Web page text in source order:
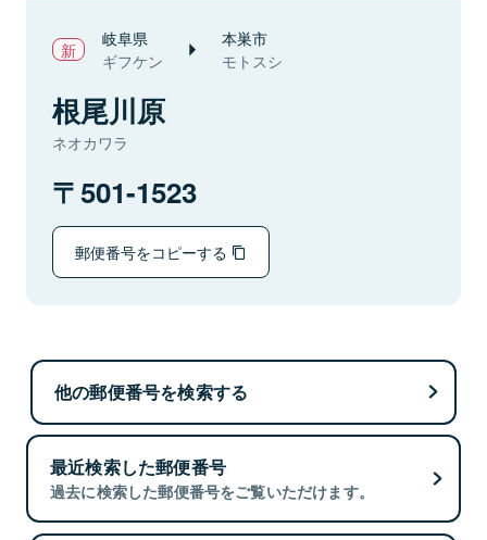
岐阜県
ギフケン
本巣市
モトスシ
根尾川原
ネオカワラ
501-1523
郵便番号をコピーする
他の郵便番号を検索する
最近検索した郵便番号
過去に検索した郵便番号をご覧いただけます。